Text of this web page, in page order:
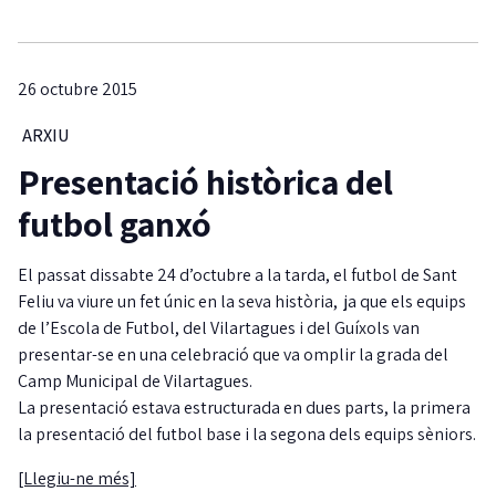
26 octubre 2015
ARXIU
Presentació històrica del
futbol ganxó
El passat dissabte 24 d’octubre a la tarda, el futbol de Sant
Feliu va viure un fet únic en la seva història, ja que els equips
de l’Escola de Futbol, del Vilartagues i del Guíxols van
presentar-se en una celebració que va omplir la grada del
Camp Municipal de Vilartagues.
La presentació estava estructurada en dues parts, la primera
la presentació del futbol base i la segona dels equips sèniors.
[Llegiu-ne més]